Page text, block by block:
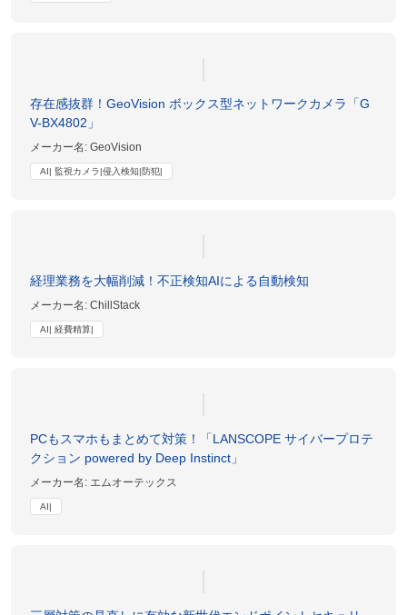
存在感抜群！GeoVision ボックス型ネットワークカメラ「G
V-BX4802」
メーカー名:GeoVision
AI| 監視カメラ|侵入検知|防犯|
経理業務を大幅削減！不正検知AIによる自動検知
メーカー名:ChillStack
AI| 経費精算|
PCもスマホもまとめて対策！「LANSCOPE サイバープロテ
クション powered by Deep Instinct」
メーカー名: エムオーテックス
AI|